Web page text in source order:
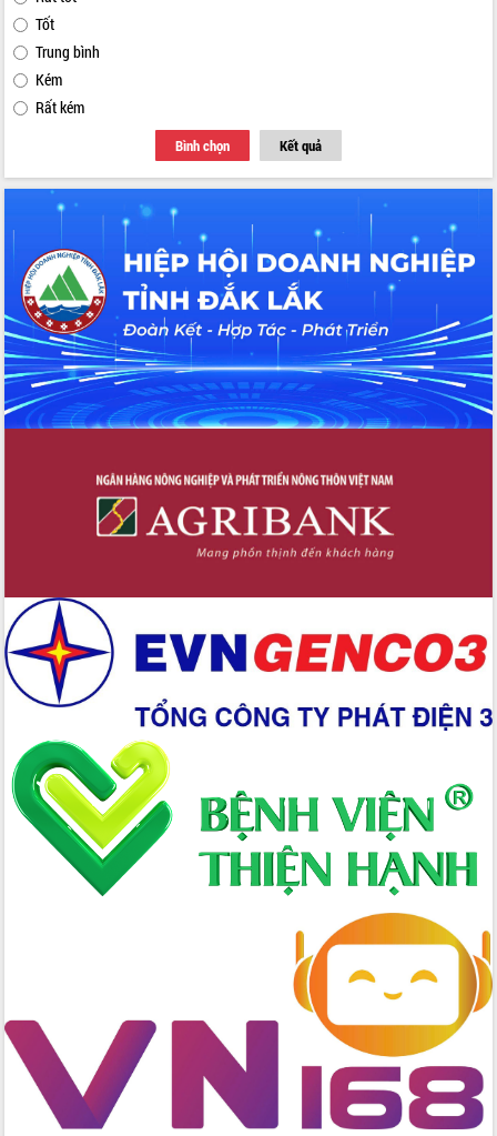
Tốt
Trung bình
Kém
Rất kém
Bình chọn Kết quả